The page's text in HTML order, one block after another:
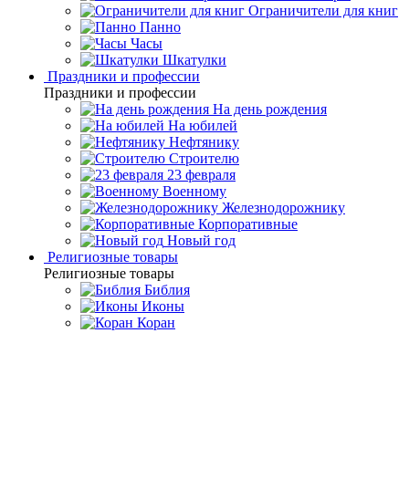
Ограничители для книг
Панно
Часы
Шкатулки
Праздники и профессии
Праздники и профессии
На день рождения
На юбилей
Нефтянику
Строителю
23 февраля
Военному
Железнодорожнику
Корпоративные
Новый год
Религиозные товары
Религиозные товары
Библия
Иконы
Коран